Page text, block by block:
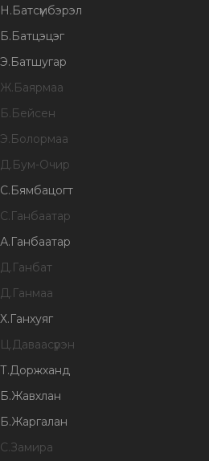
Н.Батсүмбэрэл
Б.Батцэцэг
Э.Батшугар
Ж.Баярмаа
Б.Бейсен
Э.Болормаа
Д.Бум-Очир
С.Бямбацогт
С.Ганбаатар
А.Ганбаатар
Д.Ганбат
Д.Ганмаа
Х.Ганхуяг
Ц.Даваасүрэн
Т.Доржханд
Б.Жавхлан
Б.Жаргалан
С.Замира